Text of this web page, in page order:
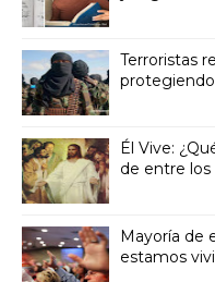
Terroristas
Él Vive:
de entre
Mayoría de
estamos